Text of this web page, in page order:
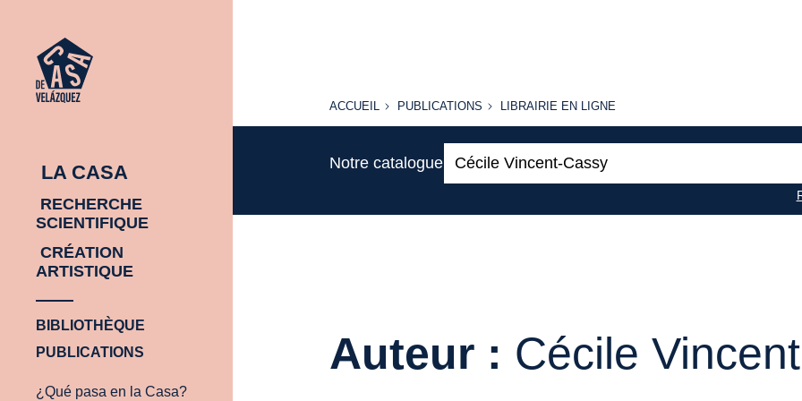
LA CASA
RECHERCHE
SCIENTIFIQUE
CRÉATION
ARTISTIQUE
BIBLIOTHÈQUE
PUBLICATIONS
¿Qué pasa en la Casa?
ACCUEIL
ACCUEIL PUBLICATIONS
PUBLICATIONS
LIBRAIRIE
LIBRAIRIE EN LIGNE
Notre catalogue:
Auteur : Cécile